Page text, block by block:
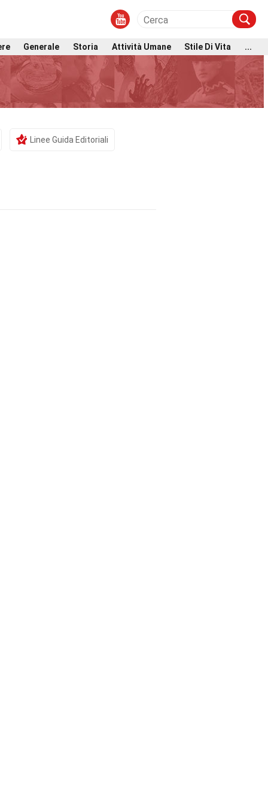
Generale Storia Attività Umane Stile Di Vita ...
Linee Guida Editoriali